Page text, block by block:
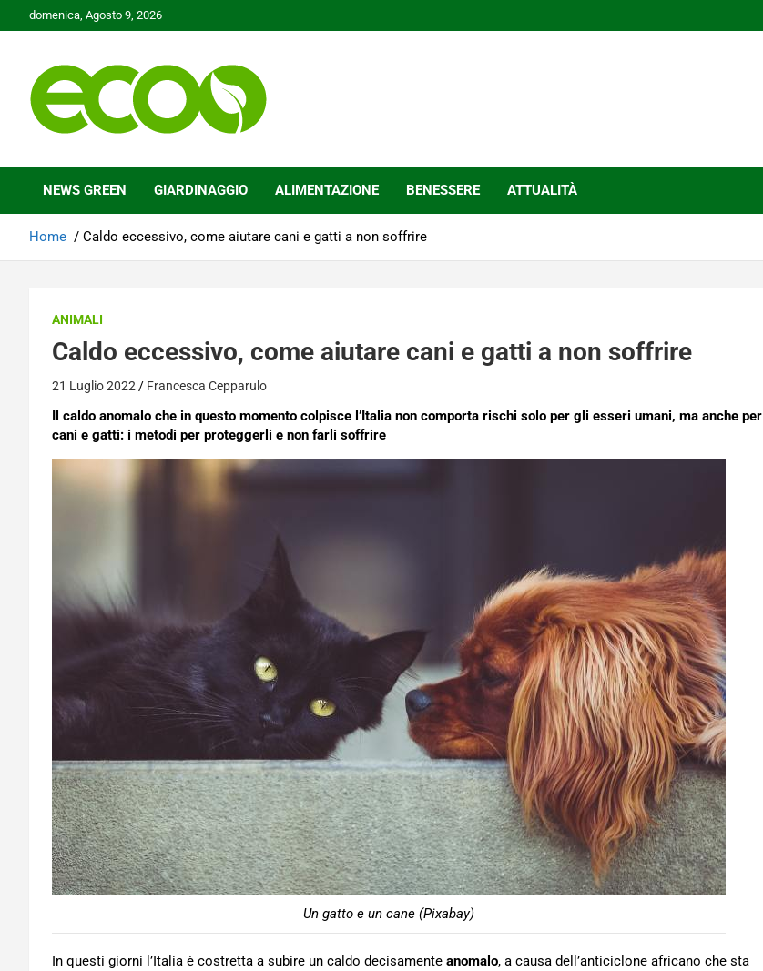
to
domenica, Agosto 9, 2026
Ecoo.it
NEWS GREEN GIARDINAGGIO ALIMENTAZIONE BENESSERE ATTUALITÀ
Home Caldo eccessivo, come aiutare cani e gatti a non soffrire
ANIMALI
Caldo eccessivo, come aiutare cani e gatti a non soffrire
21 Luglio 2022 Francesca Cepparulo
Il caldo anomalo che in questo momento colpisce l’Italia non comporta rischi solo per gli esseri umani, ma anche per
cani e gatti: i metodi per proteggerli e non farli soffrire
Un gatto e un cane (Pixabay)
In questi giorni l’Italia è costretta a subire un caldo decisamente anomalo, a causa dell’anticiclone africano che sta